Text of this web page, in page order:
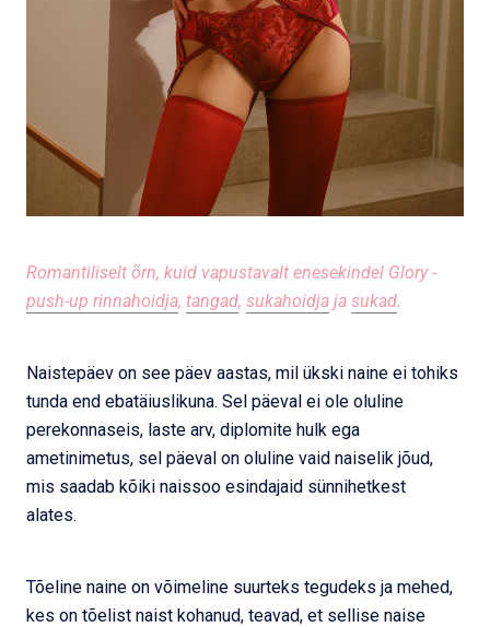
Romantiliselt õrn, kuid vapustavalt enesekindel Glory -
push-up rinnahoidja, tangad, sukahoidja ja sukad.
Naistepäev on see päev aastas, mil ükski naine ei tohiks
tunda end ebatäiuslikuna. Sel päeval ei ole oluline
perekonnaseis, laste arv, diplomite hulk ega
ametinimetus, sel päeval on oluline vaid naiselik jõud,
mis saadab kõiki naissoo esindajaid sünnihetkest
alates.
Tõeline naine on võimeline suurteks tegudeks ja mehed,
kes on tõelist naist kohanud, teavad, et sellise naise